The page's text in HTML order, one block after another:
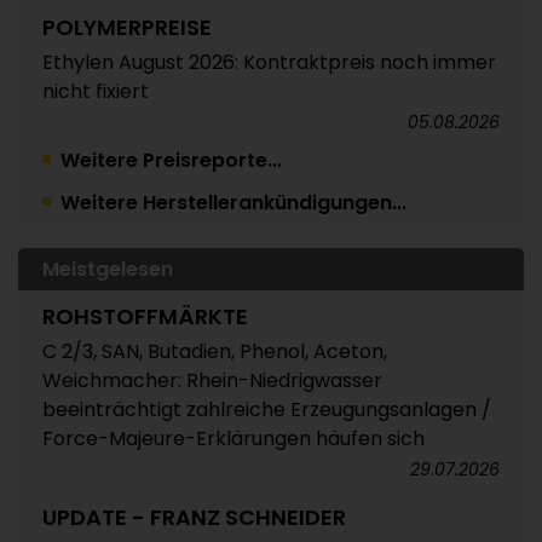
POLYMERPREISE
Ethylen August 2026: Kontraktpreis noch immer
nicht fixiert
05.08.2026
TRINSEO
Deutliche Preiserhöhungen für Polystyrol, ABS
POLYMERPREISE
Vorprodukte Juli/August 2026
POLYMERPREISE
Styrolkunststoffe Juli 2026: Absturz der SM-
Atempause wohl aber nur von kurzer Dauer
Weitere Preisreporte...
Weitere Herstellerankündigungen...
Meistgelesen
ROHSTOFFMÄRKTE
C 2/3, SAN, Butadien, Phenol, Aceton,
Weichmacher: Rhein-Niedrigwasser
beeinträchtigt zahlreiche Erzeugungsanlagen /
Force-Majeure-Erklärungen häufen sich
29.07.2026
UPDATE - FRANZ SCHNEIDER